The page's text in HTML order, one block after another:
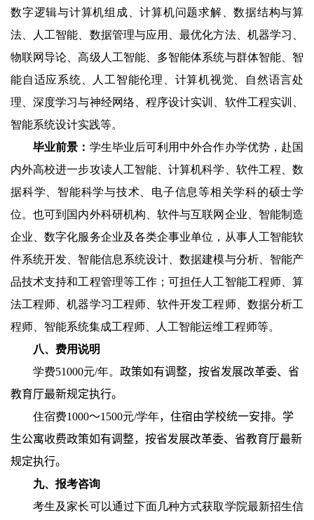
数字逻辑与计算机组成、计算机问题求解、数据结构与算
法、人工智能、数据管理与应用、最优化方法、机器学习、
物联网导论、高级人工智能、多智能体系统与群体智能、智
能自适应系统、人工智能伦理、计算机视觉、自然语言处
理、深度学习与神经网络、程序设计实训、软件工程实训、
智能系统设计实践等。
毕业前景： 学生毕业后可利用中外合作办学优势，赴国
内外高校进一步攻读人工智能、计算机科学、软件工程、数
据科学、智能科学与技术、电子信息等相关学科的硕士学
位。也可到国内外科研机构、软件与互联网企业、智能制造
企业、数字化服务企业及各类企事业单位，从事人工智能软
件系统开发、智能信息系统设计、数据建模与分析、智能产
品技术支持和工程管理等工作；可担任人工智能工程师、算
法工程师、机器学习工程师、软件开发工程师、数据分析工
程师、智能系统集成工程师、人工智能运维工程师等。
八、费用说明
学费51000元/年。政策如有调整，按省发展改革委、省
教育厅最新规定执行。
住宿费1000～1500元/学年，住宿由学校统一安排。学
生公寓收费政策如有调整，按省发展改革委、省教育厅最新
规定执行。
九、报考咨询
考生及家长可以通过下面几种方式获取学院最新招生信